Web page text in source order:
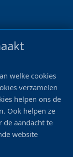
welke cookies
verzamelen
helpen ons de
Ook helpen ze
de aandacht te
website